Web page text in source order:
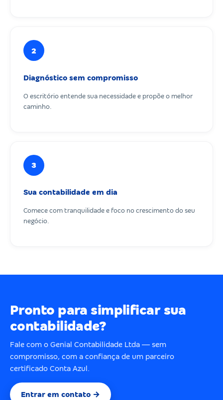
2
Diagnóstico sem compromisso
O escritório entende sua necessidade e propõe o melhor
caminho.
3
Sua contabilidade em dia
Comece com tranquilidade e foco no crescimento do seu
negócio.
Pronto para simplificar sua
contabilidade?
Fale com o Genial Contabilidade Ltda — sem
compromisso, com a confiança de um parceiro
certificado Conta Azul.
Entrar em contato →